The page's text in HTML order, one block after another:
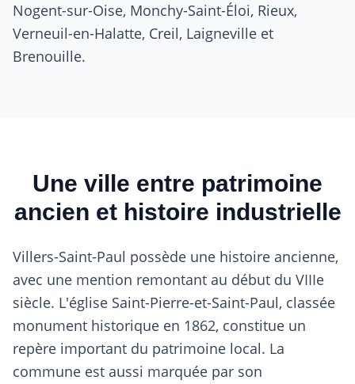
Nogent-sur-Oise, Monchy-Saint-Éloi, Rieux,
Verneuil-en-Halatte, Creil, Laigneville et
Brenouille.
Une ville entre patrimoine
ancien et histoire industrielle
Villers-Saint-Paul possède une histoire ancienne,
avec une mention remontant au début du VIIIe
siècle. L'église Saint-Pierre-et-Saint-Paul, classée
monument historique en 1862, constitue un
repère important du patrimoine local. La
commune est aussi marquée par son